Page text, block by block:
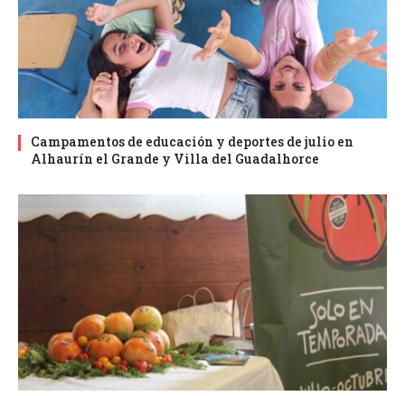
Campamentos de educación y deportes de julio en
Alhaurín el Grande y Villa del Guadalhorce